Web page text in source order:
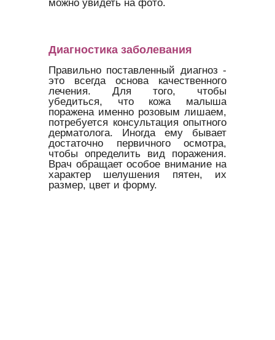
Диагностика заболевания
Правильно поставленный диагноз -
это всегда основа качественного
лечения. Для того, чтобы
убедиться, что кожа малыша
поражена именно розовым лишаем,
потребуется консультация опытного
дерматолога. Иногда ему бывает
достаточно первичного осмотра,
чтобы определить вид поражения.
Врач обращает особое внимание на
характер шелушения пятен, их
размер, цвет и форму.